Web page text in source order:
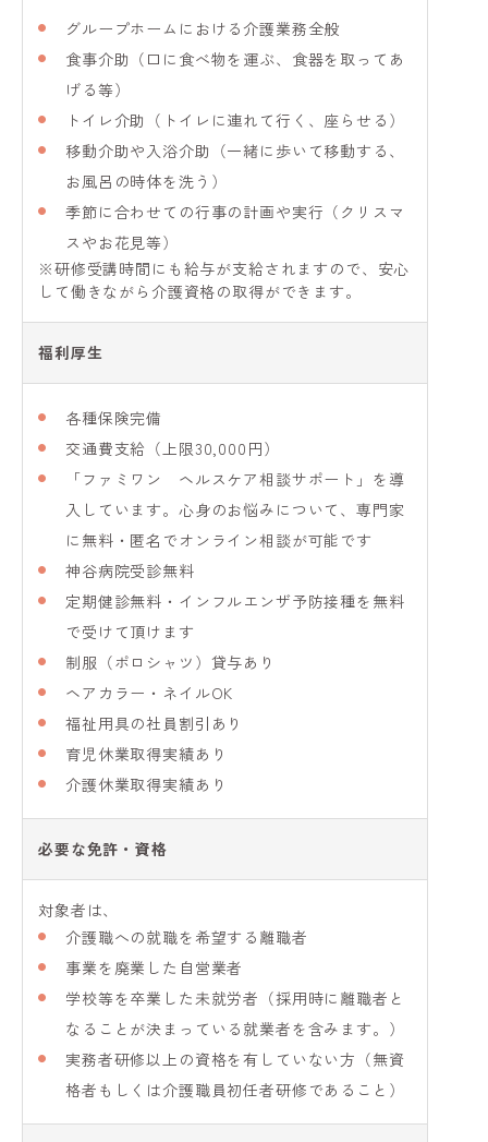
グループホームにおける介護業務全般
食事介助（口に食べ物を運ぶ、食器を取ってあ
げる等）
トイレ介助（トイレに連れて行く、座らせる）
移動介助や入浴介助（一緒に歩いて移動する、
お風呂の時体を洗う）
季節に合わせての行事の計画や実行（クリスマ
スやお花見等）
※研修受講時間にも給与が支給されますので、安心
して働きながら介護資格の取得ができます。
福利厚生
各種保険完備
交通費支給（上限30,000円）
「ファミワン ヘルスケア相談サポート」を導
入しています。心身のお悩みについて、専門家
に無料・匿名でオンライン相談が可能です
神谷病院受診無料
定期健診無料・インフルエンザ予防接種を無料
で受けて頂けます
制服（ポロシャツ）貸与あり
ヘアカラー・ネイルOK
福祉用具の社員割引あり
育児休業取得実績あり
介護休業取得実績あり
必要な免許・資格
対象者は、
介護職への就職を希望する離職者
事業を廃業した自営業者
学校等を卒業した未就労者（採用時に離職者と
なることが決まっている就業者を含みます。）
実務者研修以上の資格を有していない方（無資
格者もしくは介護職員初任者研修であること）